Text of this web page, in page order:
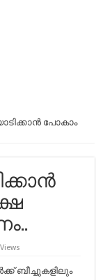
പോകാം
ബീച്ചുകളിലും